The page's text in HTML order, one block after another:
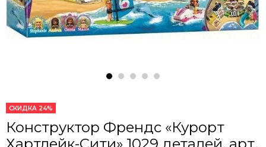
СКИДКА 24%
Конструктор Френдс «Курорт